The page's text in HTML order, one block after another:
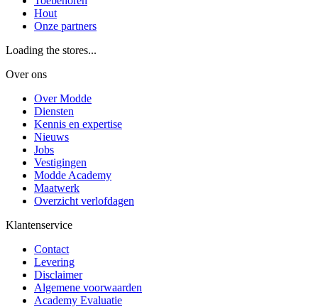
Hout
Onze partners
Loading the stores...
Over ons
Over Modde
Diensten
Kennis en expertise
Nieuws
Jobs
Vestigingen
Modde Academy
Maatwerk
Overzicht verlofdagen
Klantenservice
Contact
Levering
Disclaimer
Algemene voorwaarden
Academy Evaluatie